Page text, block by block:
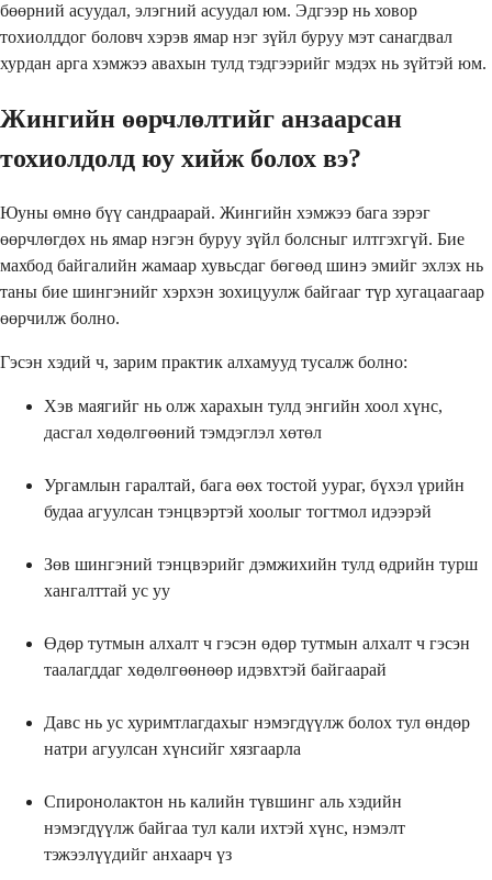
бөөрний асуудал, элэгний асуудал юм. Эдгээр нь ховор
тохиолддог боловч хэрэв ямар нэг зүйл буруу мэт санагдвал
хурдан арга хэмжээ авахын тулд тэдгээрийг мэдэх нь зүйтэй юм.
Жингийн өөрчлөлтийг анзаарсан
тохиолдолд юу хийж болох вэ?
Юуны өмнө бүү сандраарай. Жингийн хэмжээ бага зэрэг
өөрчлөгдөх нь ямар нэгэн буруу зүйл болсныг илтгэхгүй. Бие
махбод байгалийн жамаар хувьсдаг бөгөөд шинэ эмийг эхлэх нь
таны бие шингэнийг хэрхэн зохицуулж байгааг түр хугацаагаар
өөрчилж болно.
Гэсэн хэдий ч, зарим практик алхамууд тусалж болно:
Хэв маягийг нь олж харахын тулд энгийн хоол хүнс,
дасгал хөдөлгөөний тэмдэглэл хөтөл
Ургамлын гаралтай, бага өөх тостой уураг, бүхэл үрийн
будаа агуулсан тэнцвэртэй хоолыг тогтмол идээрэй
Зөв шингэний тэнцвэрийг дэмжихийн тулд өдрийн турш
хангалттай ус уу
Өдөр тутмын алхалт ч гэсэн өдөр тутмын алхалт ч гэсэн
таалагддаг хөдөлгөөнөөр идэвхтэй байгаарай
Давс нь ус хуримтлагдахыг нэмэгдүүлж болох тул өндөр
натри агуулсан хүнсийг хязгаарла
Спиронолактон нь калийн түвшинг аль хэдийн
нэмэгдүүлж байгаа тул кали ихтэй хүнс, нэмэлт
тэжээлүүдийг анхаарч үз